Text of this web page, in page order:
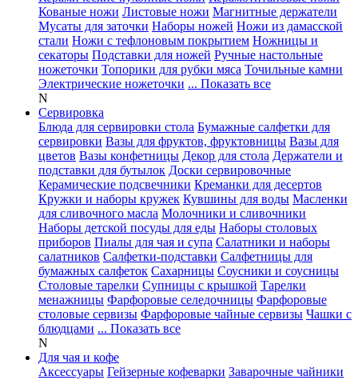
Кованые ножи Листовые ножи Магнитные держатели
Мусаты для заточки Наборы ножей Ножи из дамасской
стали Ножи с тефлоновым покрытием Ножницы и
секаторы Подставки для ножей Ручные настольные
ножеточки Топорики для рубки мяса Точильные камни
Электрические ножеточки ... Показать все
N
Сервировка
Блюда для сервировки стола Бумажные салфетки для
сервировки Вазы для фруктов, фруктовницы Вазы для
цветов Вазы конфетницы Декор для стола Держатели и
подставки для бутылок Доски сервировочные
Керамические подсвечники Креманки для десертов
Кружки и наборы кружек Кувшины для воды Масленки
для сливочного масла Молочники и сливочники
Наборы детской посуды для еды Наборы столовых
приборов Пиалы для чая и супа Салатники и наборы
салатников Салфетки-подставки Салфетницы для
бумажных салфеток Сахарницы Соусники и соусницы
Столовые тарелки Супницы с крышкой Тарелки
менажницы Фарфоровые селедочницы Фарфоровые
столовые сервизы Фарфоровые чайные сервизы Чашки с
блюдцами ... Показать все
N
Для чая и кофе
Аксессуары Гейзерные кофеварки Заварочные чайники